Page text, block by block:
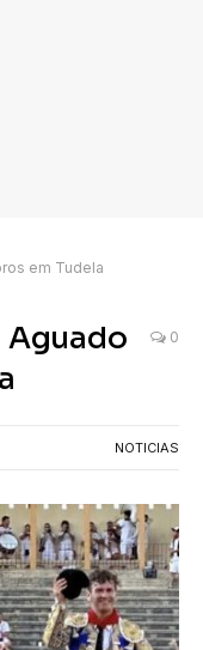
em Tudela
Aguado
0
NOTICIAS